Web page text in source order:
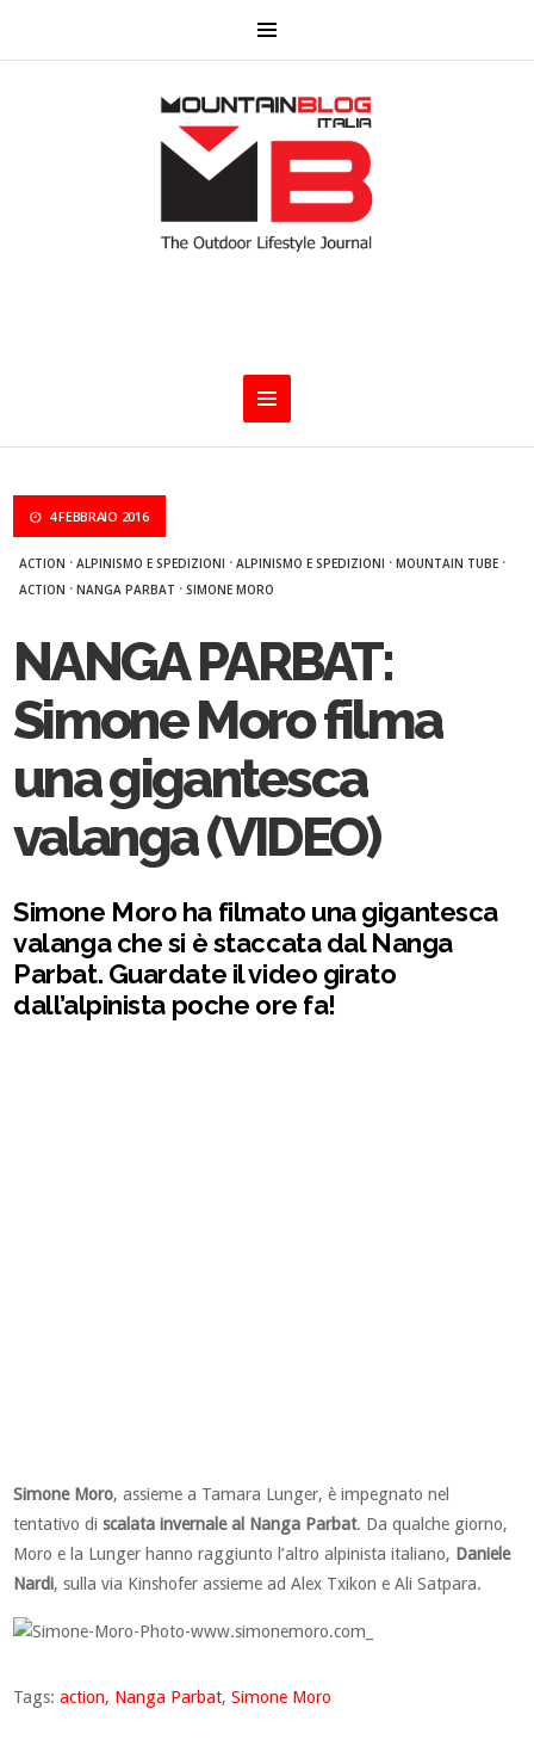
4 FEBBRAIO 2016
ACTION ·ALPINISMO E SPEDIZIONI ·ALPINISMO E SPEDIZIONI ·MOUNTAIN TUBE ·
ACTION ·NANGA PARBAT ·SIMONE MORO
NANGA PARBAT:
Simone Moro filma
una gigantesca
valanga (VIDEO)
Simone Moro ha filmato una gigantesca
valanga che si è staccata dal Nanga
Parbat. Guardate il video girato
dall’alpinista poche ore fa!
Simone Moro, assieme a Tamara Lunger, è impegnato nel
tentativo discalata invernale al Nanga Parbat. Da qualche giorno,
Moro e la Lunger hanno raggiunto l’altro alpinista italiano, Daniele
Nardi, sulla via Kinshofer assieme ad Alex Txikon e Ali Satpara.
Tags:action, Nanga Parbat,Simone Moro